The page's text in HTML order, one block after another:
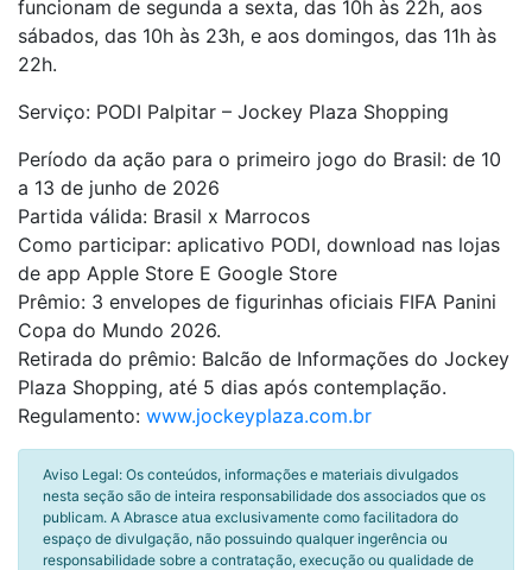
funcionam de segunda a sexta, das 10h às 22h, aos
sábados, das 10h às 23h, e aos domingos, das 11h às
22h.
Serviço: PODI Palpitar – Jockey Plaza Shopping
Período da ação para o primeiro jogo do Brasil: de 10
a 13 de junho de 2026
Partida válida: Brasil x Marrocos
Como participar: aplicativo PODI, download nas lojas
de app Apple Store E Google Store
Prêmio: 3 envelopes de figurinhas oficiais FIFA Panini
Copa do Mundo 2026.
Retirada do prêmio: Balcão de Informações do Jockey
Plaza Shopping, até 5 dias após contemplação.
Regulamento: www.jockeyplaza.com.br
Aviso Legal: Os conteúdos, informações e materiais divulgados
nesta seção são de inteira responsabilidade dos associados que os
publicam. A Abrasce atua exclusivamente como facilitadora do
espaço de divulgação, não possuindo qualquer ingerência ou
responsabilidade sobre a contratação, execução ou qualidade de